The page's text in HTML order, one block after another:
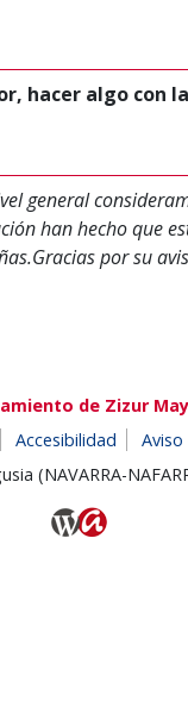
hacer algo con
general
han hecho que
por su
de Zizur
Accesibilidad
(NAVARRA-